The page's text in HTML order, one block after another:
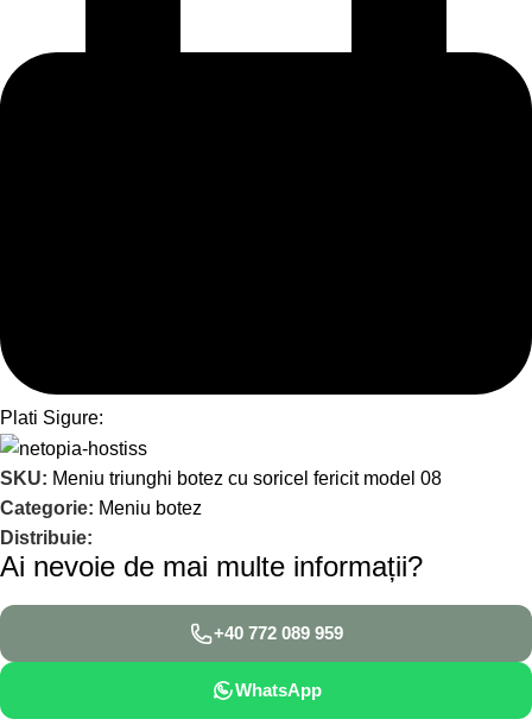
Plati Sigure:
SKU: Meniu triunghi botez cu soricel fericit model 08
Categorie: Meniu botez
Distribuie:
Ai nevoie de mai multe informații?
+40 772 089 959
WhatsApp